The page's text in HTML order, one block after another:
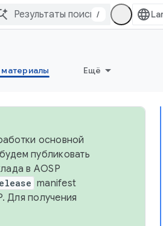
/
Ещё
основной
публиковать
в AOSP
manifest
Для получения